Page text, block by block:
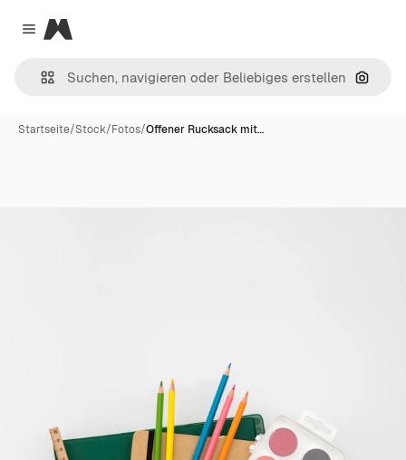
Close menu
Magnific
Nach
Startseite/Stock/Fotos/Offener Rucksack mit…